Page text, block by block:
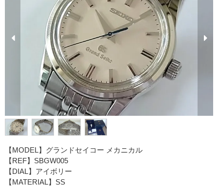
【MODEL】グランドセイコー メカニカル
【REF】SBGW005
【DIAL】アイボリー
【MATERIAL】SS